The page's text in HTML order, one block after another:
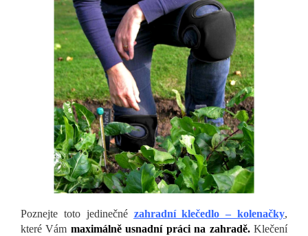
Poznejte toto jedinečné zahradní klečedlo – kolenačky,
které Vám maximálně usnadní práci na zahradě.Klečení